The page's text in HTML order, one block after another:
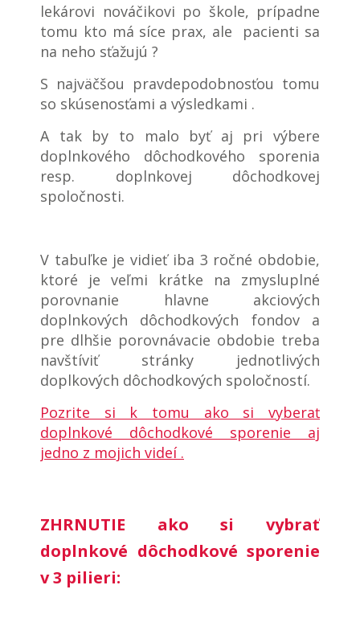
lekárovi nováčikovi po škole, prípadne
tomu kto má síce prax, ale pacienti sa
na neho sťažujú ?
S najväčšou pravdepodobnosťou tomu
so skúsenosťami a výsledkami .
A tak by to malo byť aj pri výbere
doplnkového dôchodkového sporenia
resp. doplnkovej dôchodkovej
spoločnosti.
V tabuľke je vidieť iba 3 ročné obdobie,
ktoré je veľmi krátke na zmysluplné
porovnanie hlavne akciových
doplnkových dôchodkových fondov a
pre dlhšie porovnávacie obdobie treba
navštíviť stránky jednotlivých
doplkových dôchodkových spoločností.
Pozrite si k tomu ako si vyberať
doplnkové dôchodkové sporenie aj
jedno z mojich videí .
ZHRNUTIE ako si vybrať
doplnkové dôchodkové sporenie
v 3 pilieri: